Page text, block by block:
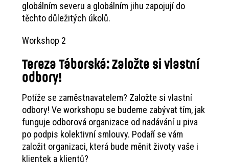
globálním severu a globálním jihu zapojují do
těchto důležitých úkolů.
Workshop 2
Tereza Táborská: Založte si vlastní
odbory!
Potíže se zaměstnavatelem? Založte si vlastní
odbory! Ve workshopu se budeme zabývat tím, jak
funguje odborová organizace od nadávání u piva
po podpis kolektivní smlouvy. Podaří se vám
založit organizaci, která bude měnit životy vaše i
klientek a klientů?